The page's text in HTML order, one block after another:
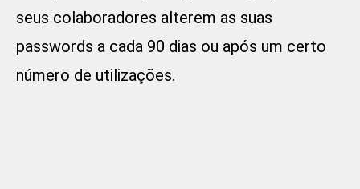
seus colaboradores alterem as suas
passwords a cada 90 dias ou após um certo
número de utilizações.